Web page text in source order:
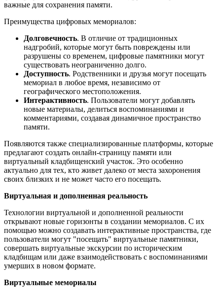
важные для сохранения памяти.
Преимущества цифровых мемориалов:
Долговечность. В отличие от традиционных
надгробий, которые могут быть повреждены или
разрушены со временем, цифровые памятники могут
существовать неограниченно долго.
Доступность. Родственники и друзья могут посещать
мемориал в любое время, независимо от
географического местоположения.
Интерактивность. Пользователи могут добавлять
новые материалы, делиться воспоминаниями и
комментариями, создавая динамичное пространство
памяти.
Появляются также специализированные платформы, которые
предлагают создать онлайн-страницу памяти или
виртуальный кладбищенский участок. Это особенно
актуально для тех, кто живет далеко от места захоронения
своих близких и не может часто его посещать.
Виртуальная и дополненная реальность
Технологии виртуальной и дополненной реальности
открывают новые горизонты в создании мемориалов. С их
помощью можно создавать интерактивные пространства, где
пользователи могут "посещать" виртуальные памятники,
совершать виртуальные экскурсии по историческим
кладбищам или даже взаимодействовать с воспоминаниями
умерших в новом формате.
Виртуальные мемориалы